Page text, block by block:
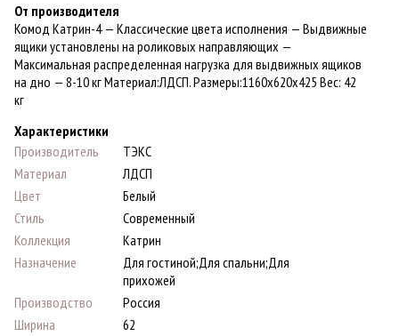
От производителя
Комод Катрин-4 — Классические цвета исполнения — Выдвижные
ящики установлены на роликовых направляющих —
Максимальная распределенная нагрузка для выдвижных ящиков
на дно — 8-10 кг Материал:ЛДСП. Paзмеры:1160х620х425 Вес: 42
кг
Характеристики
Производитель
ТЭКС
Материал
ЛДСП
Цвет
Белый
Стиль
Современный
Коллекция
Катрин
Назначение
Для гостиной;Для спальни;Для
прихожей
Производство
Россия
Ширина
62